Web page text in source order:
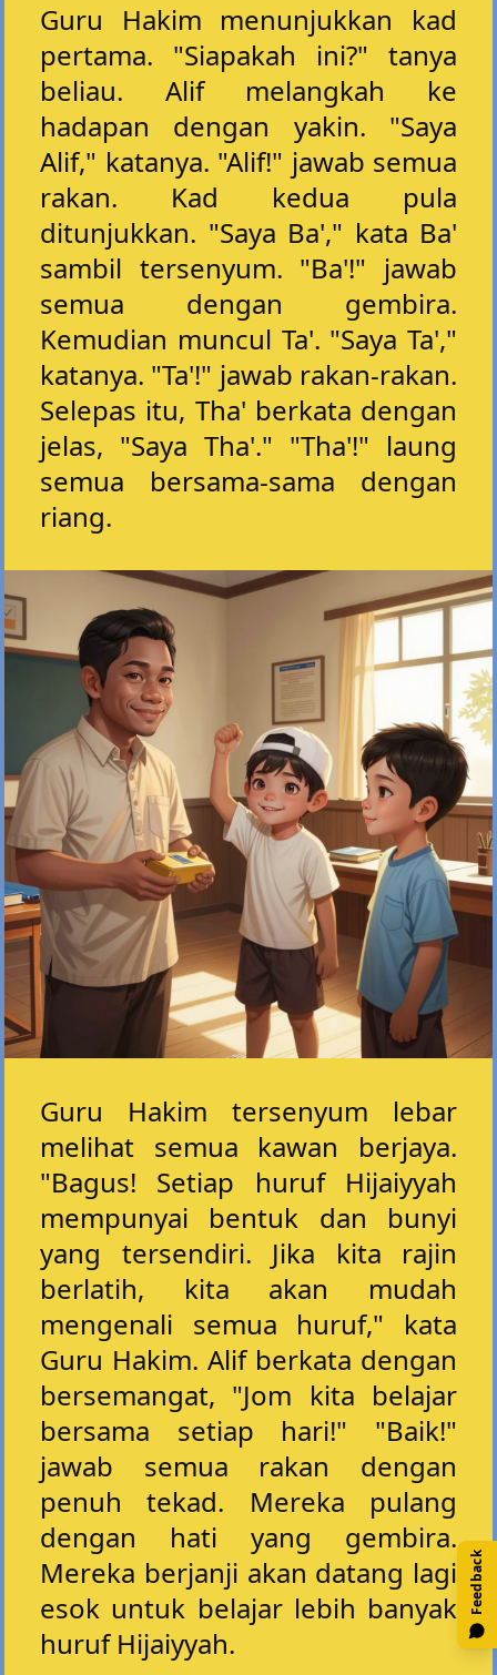
Guru Hakim menunjukkan kad
pertama. "Siapakah ini?" tanya
beliau. Alif melangkah ke
hadapan dengan yakin. "Saya
Alif," katanya. "Alif!" jawab semua
rakan. Kad kedua pula
ditunjukkan. "Saya Ba'," kata Ba'
sambil tersenyum. "Ba'!" jawab
semua dengan gembira.
Kemudian muncul Ta'. "Saya Ta',"
katanya. "Ta'!" jawab rakan-rakan.
Selepas itu, Tha' berkata dengan
jelas, "Saya Tha'." "Tha'!" laung
semua bersama-sama dengan
riang.
Guru Hakim tersenyum lebar
melihat semua kawan berjaya.
"Bagus! Setiap huruf Hijaiyyah
mempunyai bentuk dan bunyi
yang tersendiri. Jika kita rajin
berlatih, kita akan mudah
mengenali semua huruf," kata
Guru Hakim. Alif berkata dengan
bersemangat, "Jom kita belajar
bersama setiap hari!" "Baik!"
jawab semua rakan dengan
penuh tekad. Mereka pulang
dengan hati yang gembira.
Mereka berjanji akan datang lagi
esok untuk belajar lebih banyak
huruf Hijaiyyah.
Feedback